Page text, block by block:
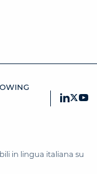
in lingua italiana su